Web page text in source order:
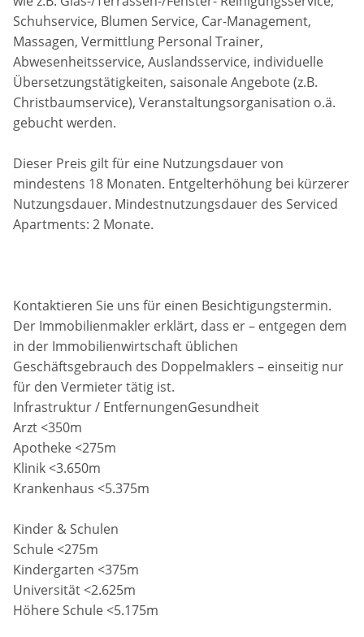
Schuhservice, Blumen Service, Car-Management,
Massagen, Vermittlung Personal Trainer,
Abwesenheitsservice, Auslandsservice, individuelle
Übersetzungstätigkeiten, saisonale Angebote (z.B.
Christbaumservice), Veranstaltungsorganisation o.ä.
gebucht werden.
Dieser Preis gilt für eine Nutzungsdauer von
mindestens 18 Monaten. Entgelterhöhung bei kürzerer
Nutzungsdauer. Mindestnutzungsdauer des Serviced
Apartments: 2 Monate.
Kontaktieren Sie uns für einen Besichtigungstermin.
Der Immobilienmakler erklärt, dass er – entgegen dem
in der Immobilienwirtschaft üblichen
Geschäftsgebrauch des Doppelmaklers – einseitig nur
für den Vermieter tätig ist.
Infrastruktur / EntfernungenGesundheit
Arzt <350m
Apotheke <275m
Klinik <3.650m
Krankenhaus <5.375m
Kinder & Schulen
Schule <275m
Kindergarten <375m
Universität <2.625m
Höhere Schule <5.175m